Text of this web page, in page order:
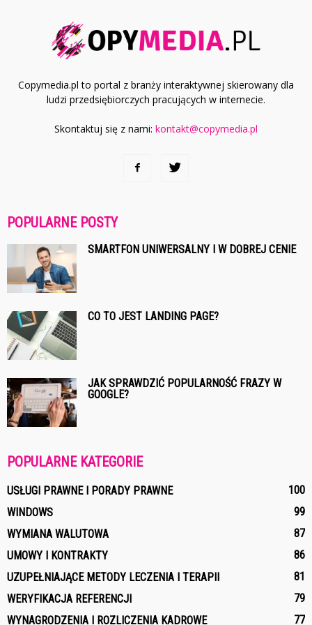
Copymedia.pl to portal z branży interaktywnej skierowany dla
ludzi przedsiębiorczych pracujących w internecie.
Skontaktuj się z nami: kontakt@copymedia.pl
POPULARNE POSTY
SMARTFON UNIWERSALNY I W DOBREJ CENIE
CO TO JEST LANDING PAGE?
JAK SPRAWDZIĆ POPULARNOŚĆ FRAZY W
GOOGLE?
POPULARNE KATEGORIE
USŁUGI PRAWNE I PORADY PRAWNE
100
WINDOWS
99
WYMIANA WALUTOWA
87
UMOWY I KONTRAKTY
86
UZUPEŁNIAJĄCE METODY LECZENIA I TERAPII
81
WERYFIKACJA REFERENCJI
79
WYNAGRODZENIA I ROZLICZENIA KADROWE
77